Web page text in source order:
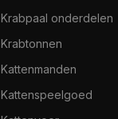
Krabpaal onderdelen
Krabtonnen
Kattenmanden
Kattenspeelgoed